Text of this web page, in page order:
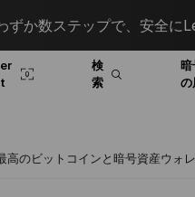
か数ステップで、安全に
検
索
暗
の
高のビットコインと暗号資産ウォ